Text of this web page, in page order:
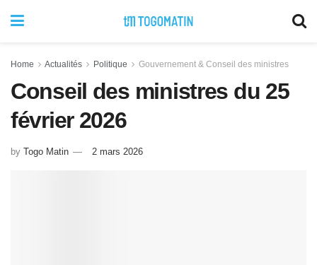
Home Actualités Politique Gouvernement & Conseil des ministres
Conseil des ministres du 25
février 2026
by Togo Matin 2 mars 2026